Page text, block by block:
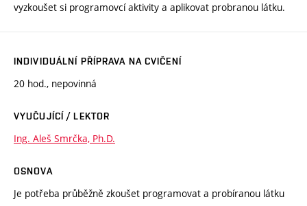
vyzkoušet si programovcí aktivity a aplikovat probranou látku.
INDIVIDUÁLNÍ PŘÍPRAVA NA CVIČENÍ
20 hod., nepovinná
VYUČUJÍCÍ / LEKTOR
Ing. Aleš Smrčka, Ph.D.
OSNOVA
Je potřeba průběžně zkoušet programovat a probíranou látku